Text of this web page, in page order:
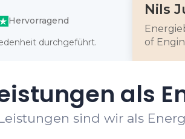
Hervorragend
durchgeführt.
Nils
of
als
sind wir als